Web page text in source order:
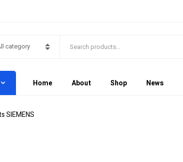
category
Home About Shop News
SIEMENS